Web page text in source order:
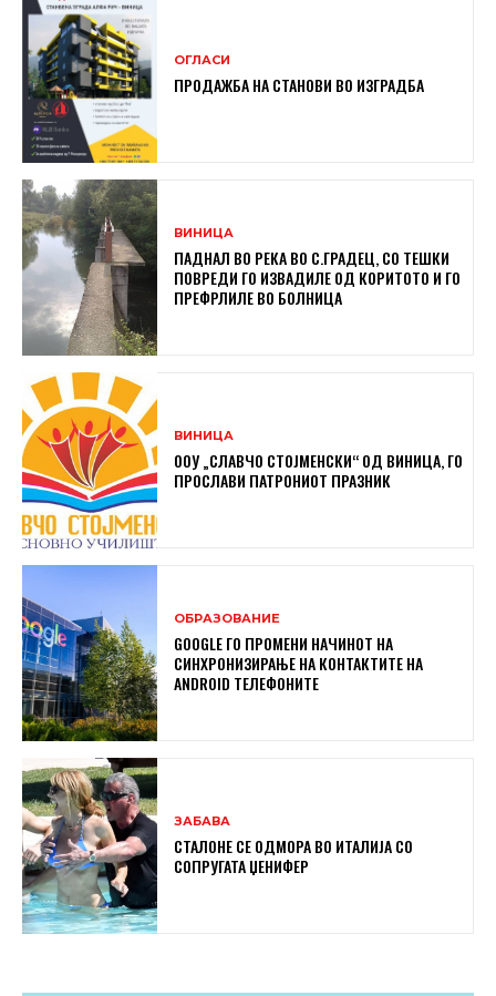
ОГЛАСИ
ПРОДАЖБА НА СТАНОВИ ВО ИЗГРАДБА
ВИНИЦА
ПАДНАЛ ВО РЕКА ВО С.ГРАДЕЦ, СО ТЕШКИ
ПОВРЕДИ ГО ИЗВАДИЛЕ ОД КОРИТОТО И ГО
ПРЕФРЛИЛЕ ВО БОЛНИЦА
ВИНИЦА
ООУ „СЛАВЧО СТОЈМЕНСКИ“ ОД ВИНИЦА, ГО
ПРОСЛАВИ ПАТРОНИОТ ПРАЗНИК
ОБРАЗОВАНИЕ
GOOGLE ГО ПРОМЕНИ НАЧИНОТ НА
СИНХРОНИЗИРАЊЕ НА КОНТАКТИТЕ НА
ANDROID ТЕЛЕФОНИТЕ
ЗАБАВА
СТАЛОНЕ СЕ ОДМОРА ВО ИТАЛИЈА СО
СОПРУГАТА ЏЕНИФЕР